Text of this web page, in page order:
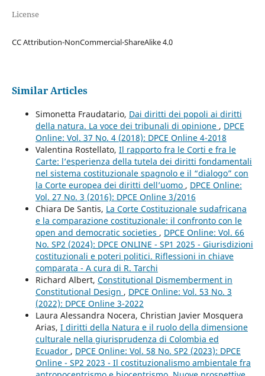
License
CC Attribution-NonCommercial-ShareAlike 4.0
Similar Articles
Simonetta Fraudatario, Dai diritti dei popoli ai diritti
della natura. La voce dei tribunali di opinione , DPCE
Online: Vol. 37 No. 4 (2018): DPCE Online 4-2018
Valentina Rostellato, Il rapporto fra le Corti e fra le
Carte: l’esperienza della tutela dei diritti fondamentali
nel sistema costituzionale spagnolo e il “dialogo” con
la Corte europea dei diritti dell’uomo , DPCE Online:
Vol. 27 No. 3 (2016): DPCE Online 3/2016
Chiara De Santis, La Corte Costituzionale sudafricana
e la comparazione costituzionale: il confronto con le
open and democratic societies , DPCE Online: Vol. 66
No. SP2 (2024): DPCE ONLINE - SP1 2025 - Giurisdizioni
costituzionali e poteri politici. Riflessioni in chiave
comparata - A cura di R. Tarchi
Richard Albert, Constitutional Dismemberment in
Constitutional Design , DPCE Online: Vol. 53 No. 3
(2022): DPCE Online 3-2022
Laura Alessandra Nocera, Christian Javier Mosquera
Arias, I diritti della Natura e il ruolo della dimensione
culturale nella giurisprudenza di Colombia ed
Ecuador , DPCE Online: Vol. 58 No. SP2 (2023): DPCE
Online - SP2 2023 - Il costituzionalismo ambientale fra